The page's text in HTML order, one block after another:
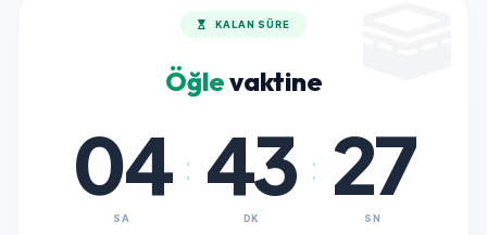
KALAN SÜRE
Öğlevaktine
04
SA
: 43
DK
: 27
SN